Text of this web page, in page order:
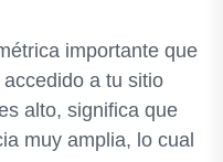
importante que
a tu sitio
alto, significa que
muy amplia, lo cual